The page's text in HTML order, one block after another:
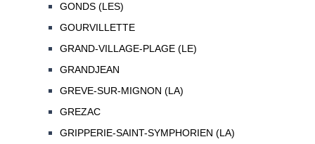
GONDS (LES)
GOURVILLETTE
GRAND-VILLAGE-PLAGE (LE)
GRANDJEAN
GREVE-SUR-MIGNON (LA)
GREZAC
GRIPPERIE-SAINT-SYMPHORIEN (LA)